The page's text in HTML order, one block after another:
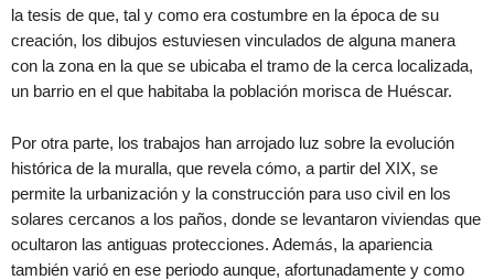
la tesis de que, tal y como era costumbre en la época de su
creación, los dibujos estuviesen vinculados de alguna manera
con la zona en la que se ubicaba el tramo de la cerca localizada,
un barrio en el que habitaba la población morisca de Huéscar.
Por otra parte, los trabajos han arrojado luz sobre la evolución
histórica de la muralla, que revela cómo, a partir del XIX, se
permite la urbanización y la construcción para uso civil en los
solares cercanos a los paños, donde se levantaron viviendas que
ocultaron las antiguas protecciones. Además, la apariencia
también varió en ese periodo aunque, afortunadamente y como